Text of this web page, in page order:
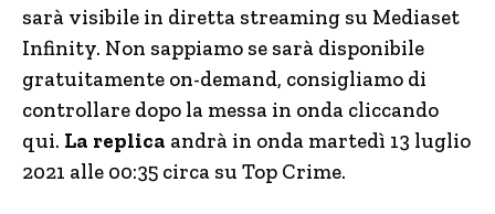
sarà visibile in diretta streaming su Mediaset
Infinity. Non sappiamo se sarà disponibile
gratuitamente on-demand, consigliamo di
controllare dopo la messa in onda cliccando
qui. La replica andrà in onda martedì 13 luglio
2021 alle 00:35 circa su Top Crime.